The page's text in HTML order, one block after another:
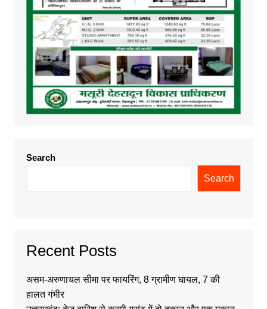
Search
Search
Recent Posts
असम-अरुणाचल सीमा पर फायरिंग, 8 ग्रामीण घायल, 7 की
हालत गंभीर